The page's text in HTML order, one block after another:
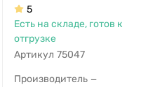
5
Есть на складе, готов к
отгрузке
Артикул 75047
Производитель —